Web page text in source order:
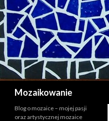
Mozaikowanie
Blog o mozaice – mojej pasji
oraz artystycznej mozaice